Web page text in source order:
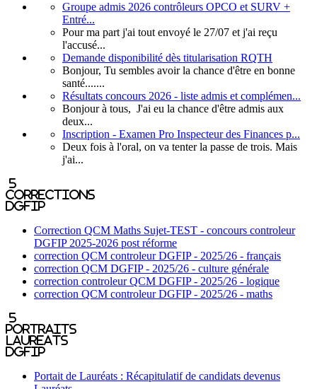
Groupe admis 2026 contrôleurs OPCO et SURV +
Entré...
Pour ma part j'ai tout envoyé le 27/07 et j'ai reçu
l'accusé...
Demande disponibilité dès titularisation RQTH
Bonjour, Tu sembles avoir la chance d'être en bonne
santé.......
Résultats concours 2026 - liste admis et complémen...
Bonjour à tous, J'ai eu la chance d'être admis aux
deux...
Inscription - Examen Pro Inspecteur des Finances p...
Deux fois à l'oral, on va tenter la passe de trois. Mais
j'ai...
5
corrections
DGFIP
Correction QCM Maths Sujet-TEST - concours controleur
DGFIP 2025-2026 post réforme
correction QCM controleur DGFIP - 2025/26 - français
correction QCM DGFIP - 2025/26 - culture générale
correction controleur QCM DGFIP - 2025/26 - logique
correction QCM controleur DGFIP - 2025/26 - maths
5
portraits
laureats
DGFIP
Portait de Lauréats : Récapitulatif de candidats devenus